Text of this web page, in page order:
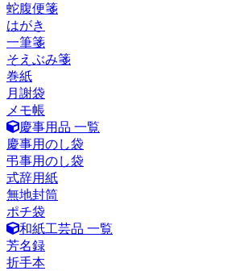
蛇腹便箋
はがき
一筆箋
そえぶみ箋
巻紙
月謝袋
メモ帳
慶事用品 一覧
慶事用のし袋
弔事用のし袋
式辞用紙
無地封筒
ポチ袋
和紙工芸品 一覧
芳名録
折手本